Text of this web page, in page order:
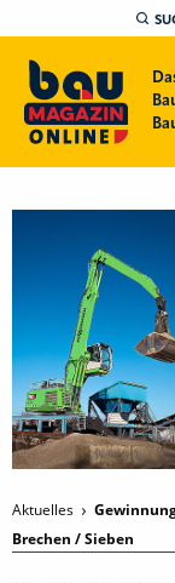
Aktuelles
Brechen / Sieben